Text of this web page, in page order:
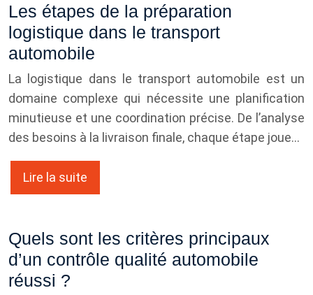
Les étapes de la préparation
logistique dans le transport
automobile
La logistique dans le transport automobile est un
domaine complexe qui nécessite une planification
minutieuse et une coordination précise. De l’analyse
des besoins à la livraison finale, chaque étape joue…
Lire la suite
Quels sont les critères principaux
d’un contrôle qualité automobile
réussi ?